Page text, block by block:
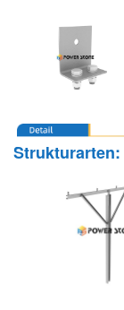
Strukturarten: